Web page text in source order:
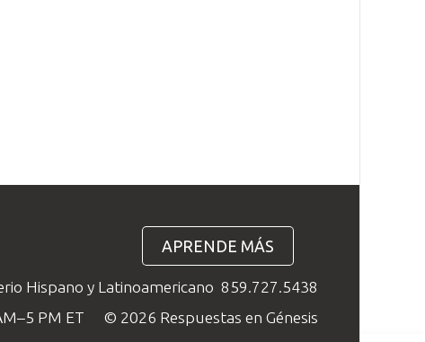
APRENDE MÁS
Hispano y Latinoamericano 859.727.5438
PM ET
© 2026 Respuestas en Génesis